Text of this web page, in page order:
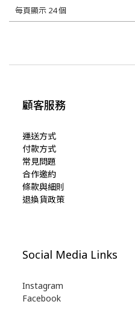
每頁顯示 24 個
顧客服務
運送方式
付款方式
常見問題
合作邀約
條款與細則
退換貨政策
Social Media Links
Instagram
Facebook